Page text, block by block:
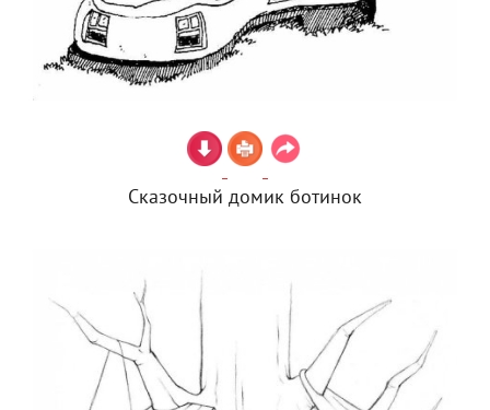
Сказочный домик ботинок